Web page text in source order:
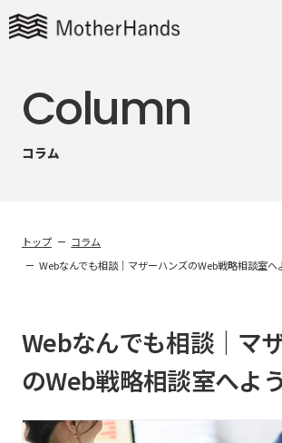
Column
コラム
トップ
コラム
Webなんでも相談｜マザーハンズのWeb戦略相談室へ
Webなんでも相談｜マ
のWeb戦略相談室へよ